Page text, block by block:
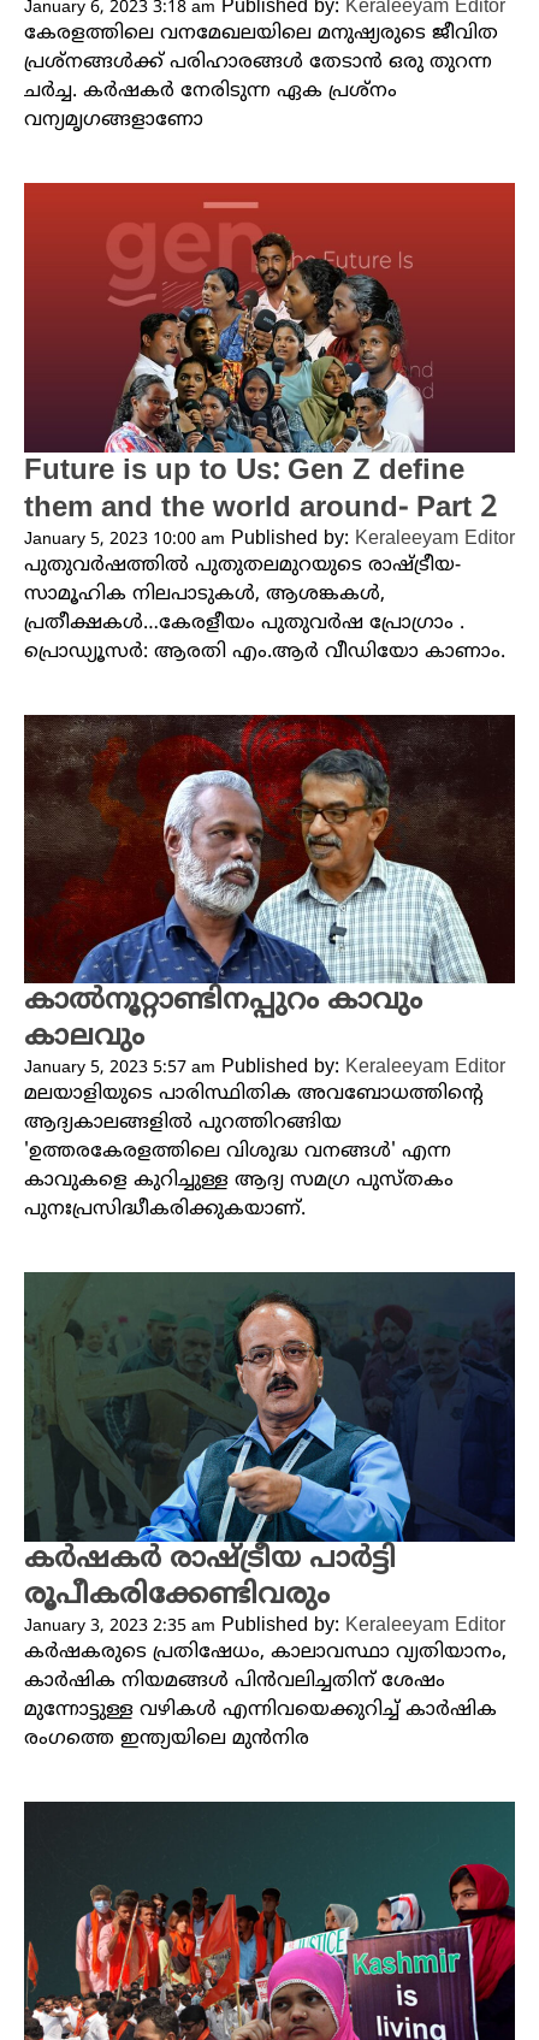
January 6, 2023 3:18 am Published by: Keraleeyam Editor
കേരളത്തിലെ വനമേഖലയിലെ മനുഷ്യരുടെ ജീവിത
പ്രശ്നങ്ങൾക്ക് പരിഹാരങ്ങൾ തേടാൻ ഒരു തുറന്ന
ചർച്ച. കർഷകർ നേരിടുന്ന ഏക പ്രശ്നം
വന്യമൃഗങ്ങളാണോ
Future is up to Us: Gen Z define
them and the world around- Part 2
January 5, 2023 10:00 am Published by: Keraleeyam Editor
പുതുവർഷത്തിൽ പുതുതലമുറയുടെ രാഷ്ട്രീയ-
സാമൂഹിക നിലപാടുകൾ, ആശങ്കകൾ,
പ്രതീക്ഷകൾ…കേരളീയം പുതുവർഷ പ്രോ​ഗ്രാം .
പ്രൊഡ്യൂസർ: ആരതി എം.ആർ വീഡിയോ കാണാം.
കാൽനൂറ്റാണ്ടിനപ്പുറം കാവും
കാലവും
January 5, 2023 5:57 am Published by: Keraleeyam Editor
മലയാളിയുടെ പാരിസ്ഥിതിക അവബോധത്തിന്റെ
ആദ്യകാലങ്ങളിൽ പുറത്തിറങ്ങിയ
'ഉത്തരകേരളത്തിലെ വിശുദ്ധ വനങ്ങള്‍' എന്ന
കാവുകളെ കുറിച്ചുള്ള ആദ്യ സമഗ്ര പുസ്തകം
പുനഃപ്രസിദ്ധീകരിക്കുകയാണ്.
കർഷകർ രാഷ്ട്രീയ പാർട്ടി
രൂപീകരിക്കേണ്ടിവരും
January 3, 2023 2:35 am Published by: Keraleeyam Editor
കർഷകരുടെ പ്രതിഷേധം, കാലാവസ്ഥാ വ്യതിയാനം,
കാർഷിക നിയമങ്ങൾ പിൻവലിച്ചതിന് ശേഷം
മുന്നോട്ടുള്ള വഴികൾ എന്നിവയെക്കുറിച്ച് കാർഷിക
രംഗത്തെ ഇന്ത്യയിലെ മുൻനിര